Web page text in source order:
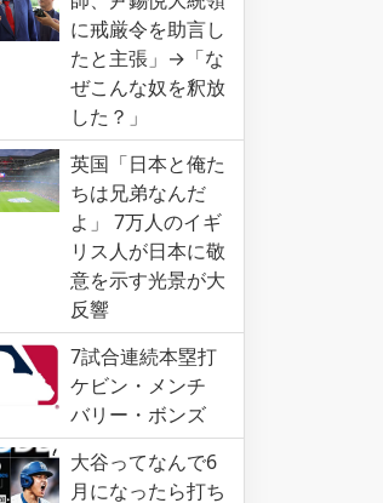
に戒厳令を助言し
たと主張」→「な
ぜこんな奴を釈放
した？」
英国「日本と俺た
ちは兄弟なんだ
よ」 7万人のイギ
リス人が日本に敬
意を示す光景が大
反響
7試合連続本塁打
ケビン・メンチ
バリー・ボンズ
大谷ってなんで6
月になったら打ち